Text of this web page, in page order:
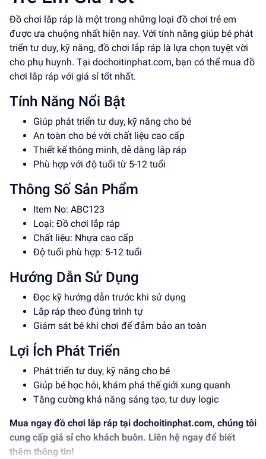
Đồ chơi lắp ráp là một trong những loại đồ chơi trẻ em
được ưa chuộng nhất hiện nay. Với tính năng giúp bé phát
triển tư duy, kỹ năng, đồ chơi lắp ráp là lựa chọn tuyệt vời
cho phụ huynh. Tại dochoitinphat.com, bạn có thể mua đồ
chơi lắp ráp với giá sỉ tốt nhất.
Tính Năng Nổi Bật
Giúp phát triển tư duy, kỹ năng cho bé
An toàn cho bé với chất liệu cao cấp
Thiết kế thông minh, dễ dàng lắp ráp
Phù hợp với độ tuổi từ 5-12 tuổi
Thông Số Sản Phẩm
Item No: ABC123
Loại: Đồ chơi lắp ráp
Chất liệu: Nhựa cao cấp
Độ tuổi phù hợp: 5-12 tuổi
Hướng Dẫn Sử Dụng
Đọc kỹ hướng dẫn trước khi sử dụng
Lắp ráp theo đúng trình tự
Giám sát bé khi chơi để đảm bảo an toàn
Lợi Ích Phát Triển
Phát triển tư duy, kỹ năng cho bé
Giúp bé học hỏi, khám phá thế giới xung quanh
Tăng cường khả năng sáng tạo, tư duy logic
Mua ngay đồ chơi lắp ráp tại dochoitinphat.com, chúng tôi
cung cấp giá sỉ cho khách buôn. Liên hệ ngay để biết
thêm thông tin!